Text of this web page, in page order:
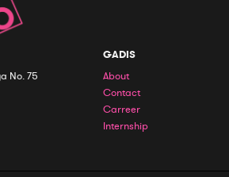
No. 75
GADIS
About
Contact
Carreer
Internship